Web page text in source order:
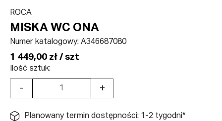
ROCA
MISKA WC ONA
Numer katalogowy: A346687080
1 449,00 zł / szt
Ilość sztuk:
- +
Planowany termin dostępności: 1-2 tygodni*